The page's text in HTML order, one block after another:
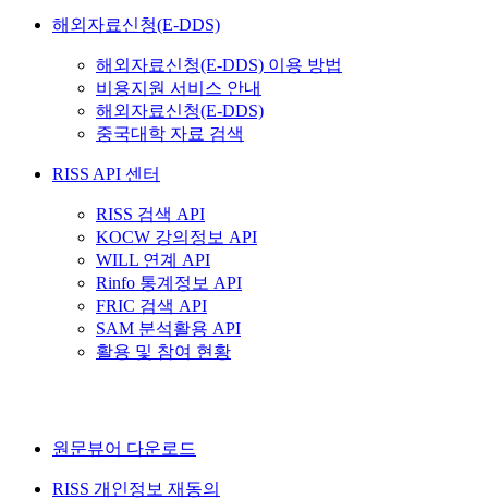
해외자료신청(E-DDS)
해외자료신청(E-DDS) 이용 방법
비용지원 서비스 안내
해외자료신청(E-DDS)
중국대학 자료 검색
RISS API 센터
RISS 검색 API
KOCW 강의정보 API
WILL 연계 API
Rinfo 통계정보 API
FRIC 검색 API
SAM 분석활용 API
활용 및 참여 현황
원문뷰어 다운로드
RISS 개인정보 재동의